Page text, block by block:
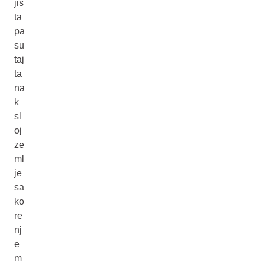
jiš
ta
pa
su
taj
ta
na
k
sl
oj
ze
ml
je
sa
ko
re
nj
e
m